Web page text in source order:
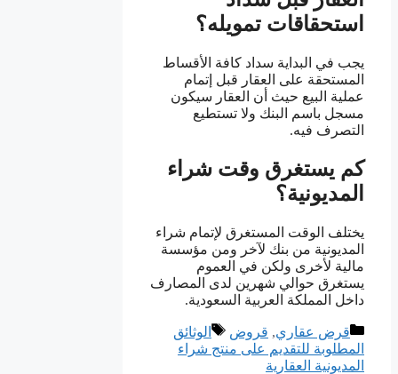
استحقاقات تمويله؟
يجب في البداية سداد كافة الأقساط
المستحقة على العقار قبل إتمام
عملية البيع حيث أن العقار سيكون
مسجل باسم البنك ولا تستطيع
التصرف فيه.
كم يستغرق وقت شراء
المديونية؟
يختلف الوقت المستغرق لإتمام شراء
المديونية من بنك لآخر ومن مؤسسة
مالية لأخرى ولكن في العموم
يستغرق حوالي شهرين لدى المصارف
داخل المملكة العربية السعودية.
التصنيفات
قرض عقاري, قروض الوسوم
الوثائق
المطلوبة للتقديم على منتج شراء
المديونية العقارية